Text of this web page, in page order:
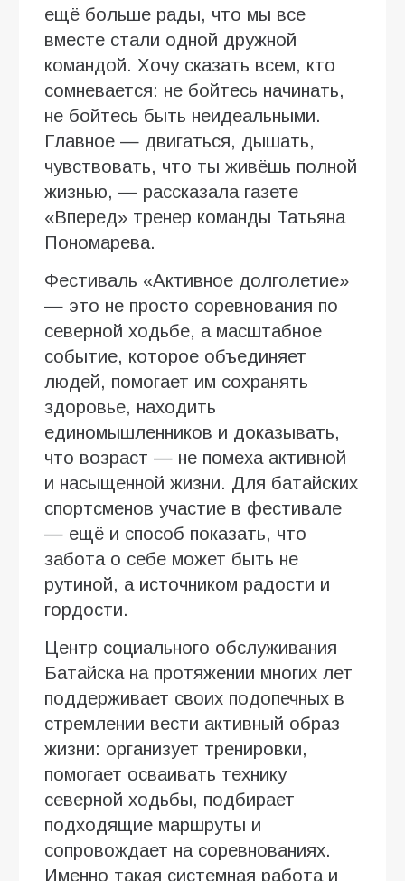
ещё больше рады, что мы все
вместе стали одной дружной
командой. Хочу сказать всем, кто
сомневается: не бойтесь начинать,
не бойтесь быть неидеальными.
Главное — двигаться, дышать,
чувствовать, что ты живёшь полной
жизнью, — рассказала газете
«Вперед» тренер команды Татьяна
Пономарева.
Фестиваль «Активное долголетие»
— это не просто соревнования по
северной ходьбе, а масштабное
событие, которое объединяет
людей, помогает им сохранять
здоровье, находить
единомышленников и доказывать,
что возраст — не помеха активной
и насыщенной жизни. Для батайских
спортсменов участие в фестивале
— ещё и способ показать, что
забота о себе может быть не
рутиной, а источником радости и
гордости.
Центр социального обслуживания
Батайска на протяжении многих лет
поддерживает своих подопечных в
стремлении вести активный образ
жизни: организует тренировки,
помогает осваивать технику
северной ходьбы, подбирает
подходящие маршруты и
сопровождает на соревнованиях.
Именно такая системная работа и